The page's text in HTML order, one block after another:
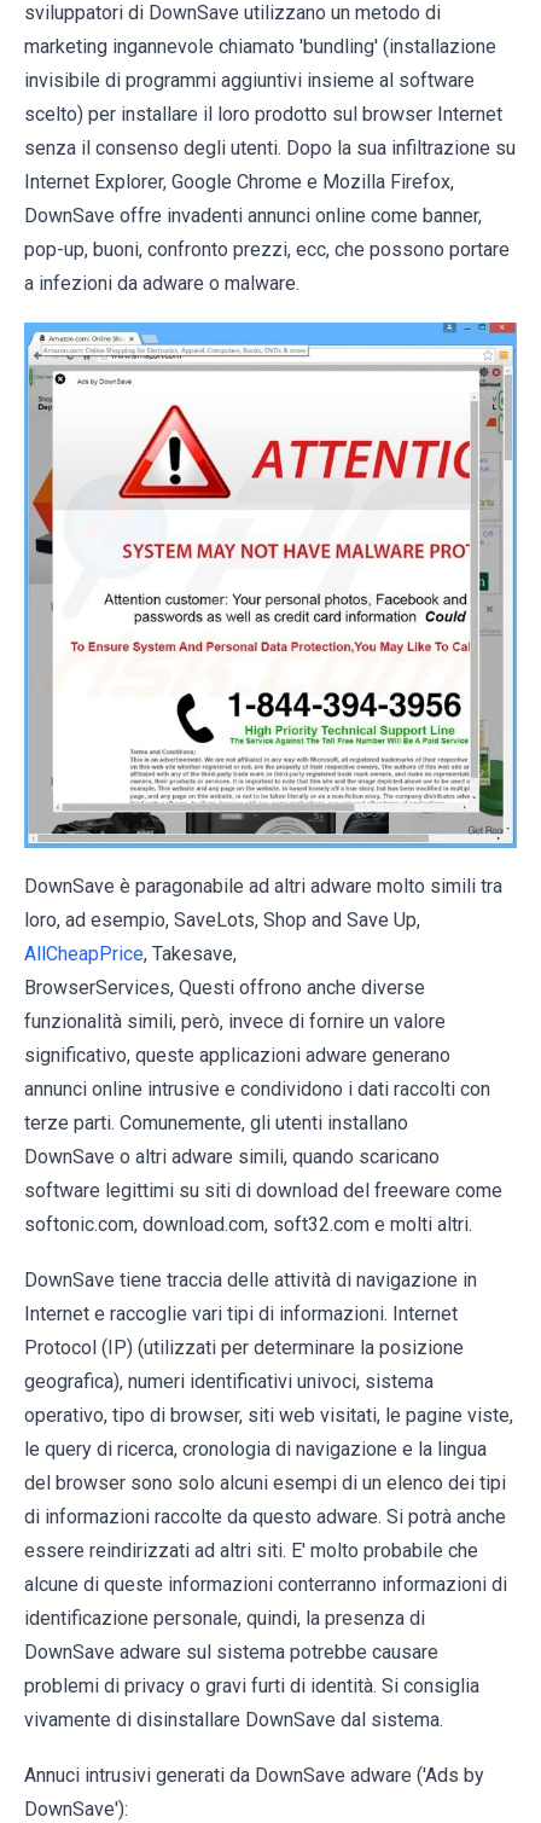
sviluppatori di DownSave utilizzano un metodo di
marketing ingannevole chiamato 'bundling' (installazione
invisibile di programmi aggiuntivi insieme al software
scelto) per installare il loro prodotto sul browser Internet
senza il consenso degli utenti. Dopo la sua infiltrazione su
Internet Explorer, Google Chrome e Mozilla Firefox,
DownSave offre invadenti annunci online come banner,
pop-up, buoni, confronto prezzi, ecc, che possono portare
a infezioni da adware o malware.
DownSave è paragonabile ad altri adware molto simili tra
loro, ad esempio, SaveLots, Shop and Save Up,
AllCheapPrice, Takesave,
BrowserServices, Questi offrono anche diverse
funzionalità simili, però, invece di fornire un valore
significativo, queste applicazioni adware generano
annunci online intrusive e condividono i dati raccolti con
terze parti. Comunemente, gli utenti installano
DownSave o altri adware simili, quando scaricano
software legittimi su siti di download del freeware come
softonic.com, download.com, soft32.com e molti altri.
DownSave tiene traccia delle attività di navigazione in
Internet e raccoglie vari tipi di informazioni. Internet
Protocol (IP) (utilizzati per determinare la posizione
geografica), numeri identificativi univoci, sistema
operativo, tipo di browser, siti web visitati, le pagine viste,
le query di ricerca, cronologia di navigazione e la lingua
del browser sono solo alcuni esempi di un elenco dei tipi
di informazioni raccolte da questo adware. Si potrà anche
essere reindirizzati ad altri siti. E' molto probabile che
alcune di queste informazioni conterranno informazioni di
identificazione personale, quindi, la presenza di
DownSave adware sul sistema potrebbe causare
problemi di privacy o gravi furti di identità. Si consiglia
vivamente di disinstallare DownSave dal sistema.
Annuci intrusivi generati da DownSave adware ('Ads by
DownSave'):